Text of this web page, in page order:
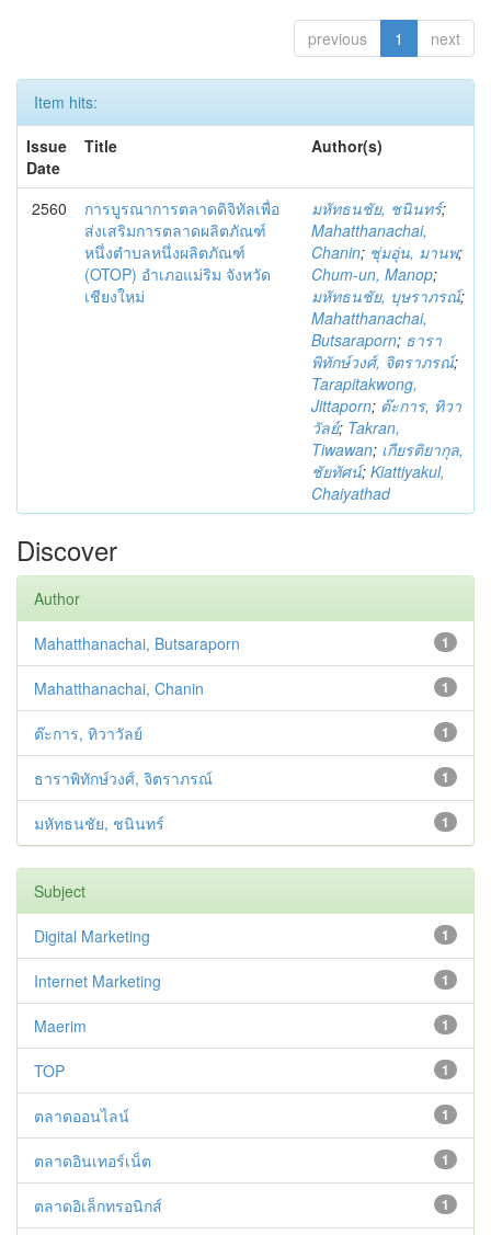
previous 1 next
Item hits:
Issue
Date
Title Author(s)
2560
การบูรณาการตลาดดิจิทัลเพื่อ
ส่งเสริมการตลาดผลิตภัณฑ์
หนึ่งตำบลหนึ่งผลิตภัณฑ์
(OTOP) อำเภอแม่ริม จังหวัด
เชียงใหม่
มหัทธนชัย, ชนินทร์;
Mahatthanachai,
Chanin; ชุ่มอุ่น, มานพ;
Chum-un, Manop;
มหัทธนชัย, บุษราภรณ์;
Mahatthanachai,
Butsaraporn; ธารา
พิทักษ์วงศ์, จิตราภรณ์;
Tarapitakwong,
Jittaporn; ต๊ะการ, ทิวา
วัลย์; Takran,
Tiwawan; เกียรติยากุล,
ชัยทัศน์; Kiattiyakul,
Chaiyathad
Discover
Author
1
Mahatthanachai, Butsaraporn
1
Mahatthanachai, Chanin
1
ต๊ะการ, ทิวาวัลย์
1
ธาราพิทักษ์วงศ์, จิตราภรณ์
1
มหัทธนชัย, ชนินทร์
Subject
1
Digital Marketing
1
Internet Marketing
1
Maerim
1
TOP
1
ตลาดออนไลน์
1
ตลาดอินเทอร์เน็ต
1
ตลาดอิเล็กทรอนิกส์